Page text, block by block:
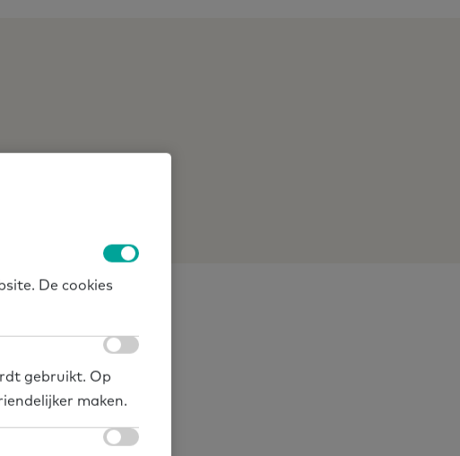
De cookies
gebruikt. Op
maken.